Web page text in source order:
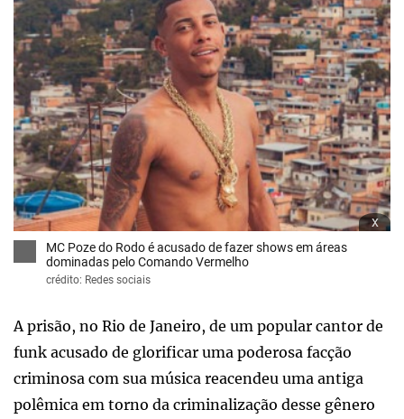
x
MC Poze do Rodo é acusado de fazer shows em áreas
dominadas pelo Comando Vermelho
crédito: Redes sociais
A prisão, no Rio de Janeiro, de um popular cantor de
funk acusado de glorificar uma poderosa facção
criminosa com sua música reacendeu uma antiga
polêmica em torno da criminalização desse gênero